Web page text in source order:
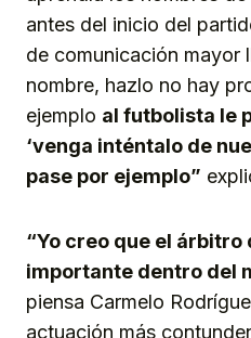
antes del inicio del
de comunicación mayor
nombre, hazlo no hay
ejemplo al futbolista le
‘venga inténtalo de
pase por ejemplo”
“Yo creo que el
importante dentro del
piensa Carmelo
actuación más